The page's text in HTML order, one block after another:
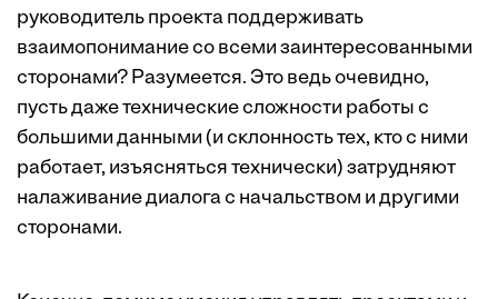
руководитель проекта поддерживать
взаимопонимание со всеми заинтересованными
сторонами? Разумеется. Это ведь очевидно,
пусть даже технические сложности работы с
большими данными (и склонность тех, кто с ними
работает, изъясняться технически) затрудняют
налаживание диалога с начальством и другими
сторонами.